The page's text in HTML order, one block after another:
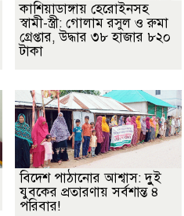
কাশিয়াডাঙ্গায় হেরোইনসহ
স্বামী-স্ত্রী: গোলাম রসুল ও রুমা
গ্রেপ্তার, উদ্ধার ৩৮ হাজার ৮২০
টাকা
বিদেশ পাঠানোর আশ্বাস: দুুই
যুবকের প্রতারণায় সর্বশান্ত ৪
পরিবার!